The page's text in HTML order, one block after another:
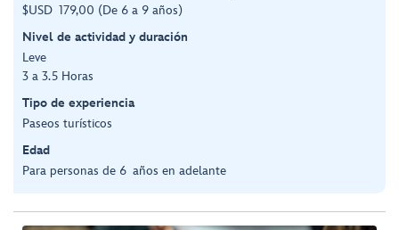
$USD 179,00 (De 6 a 9 años)
Nivel de actividad y duración
Leve
3 a 3.5 Horas
Tipo de experiencia
Paseos turísticos
Edad
Para personas de 6 años en adelante